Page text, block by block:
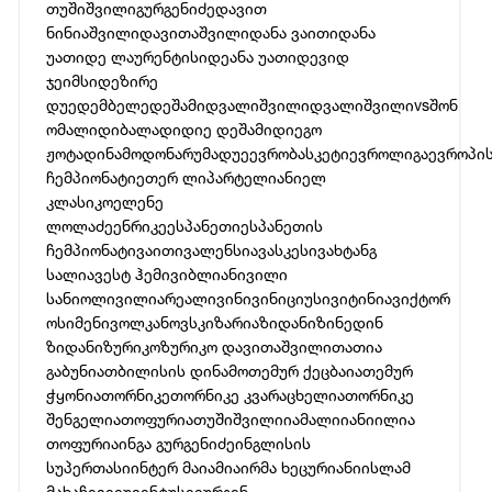
თუშიშვილიგურგენიძედავით
ნინიაშვილიდავითაშვილიდანა ვაითიდანა
უათიდე ლაურენტისიდეანა უათიდევიდ
ჯეიმსიდეზირე
დუედემბელედეშამიდვალიშვილიდვალიშვილიvsშონ
ომალიდიბალადიდიე დეშამიდიეგო
ჟოტადინამოდონარუმადუეევრობასკეტიევროლიგა
ჩემპიონატიეთერ ლიპარტელიანიელ
კლასიკოელენე
ლოლაძეენრიკეესპანეთიესპანეთის
ჩემპიონატივაითივალენსიავასკესივახტანგ
სალიავესტ ჰემივიბლიანივილი
სანიოლივილიარეალივინივინიციუსივიტინიავიქტორ
ოსიმენივოლკანოვსკიზარიაზიდანიზინედინ
ზიდანიზურიკოზურიკო დავითაშვილითათია
გაბუნიათბილისის დინამოთემურ ქეცბაიათემურ
ჭყონიათორნიკეთორნიკე კვარაცხელიათორნიკე
შენგელიათოფურიათუშიშვილიიამალიიანიილია
თოფურიაინგა გურგენიძეინგლისის
სუპერთასიინტერ მაიამიაირმა ხეცურიანიისლამ